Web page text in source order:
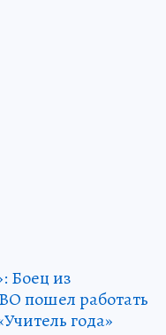
Боец из
пошел работать
года»